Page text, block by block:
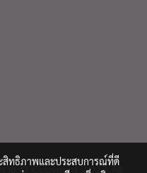
าช © Copyright 2023 All
สิทธิภาพและประสบการณ์ที่ดี